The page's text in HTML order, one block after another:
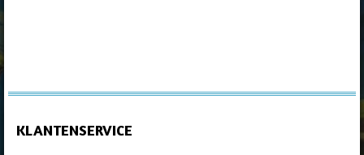
KLANTENSERVICE